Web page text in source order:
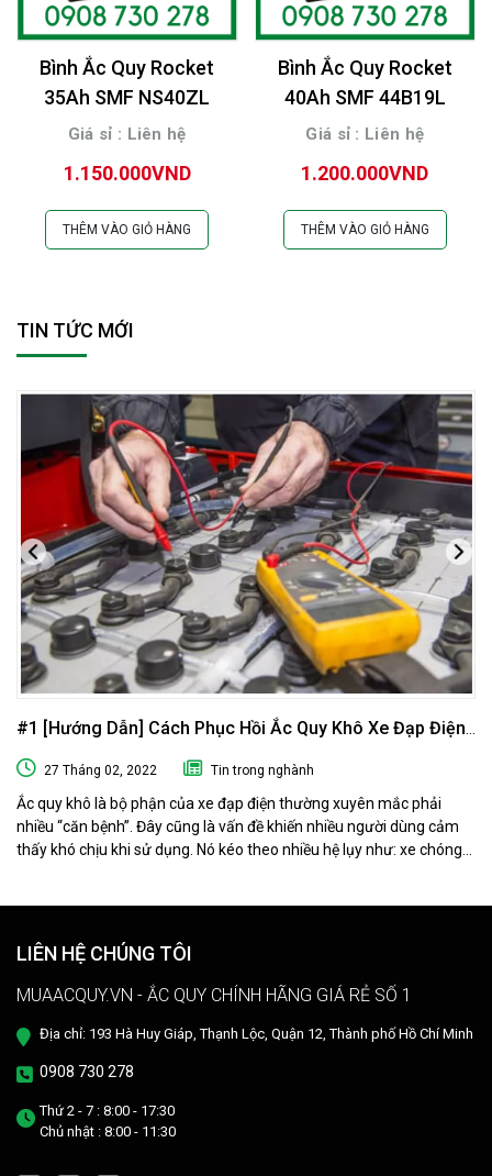
Bình Ắc Quy Rocket
35Ah SMF NS40ZL
Giá sỉ : Liên hệ
1.150.000VND
THÊM VÀO GIỎ HÀNG
Bình Ắc Quy Rocket
40Ah SMF 44B19L
Giá sỉ : Liên hệ
1.200.000VND
THÊM VÀO GIỎ HÀNG
TIN TỨC MỚI
#1 [Hướng Dẫn] Cách Phục Hồi Ắc Quy Khô Xe Đạp Điện
Tại Nhà
27 Tháng 02, 2022 Tin trong nghành
Ắc quy khô là bộ phận của xe đạp điện thường xuyên mắc phải
nhiều “căn bệnh”. Đây cũng là vấn đề khiến nhiều người dùng cảm
thấy khó chịu khi sử dụng. Nó kéo theo nhiều hệ lụy như: xe chóng
cách đơn giản và hiệu quả như ở tiệm dưỡng nhé!
LIÊN HỆ CHÚNG TÔI
MUAACQUY.VN - ẮC QUY CHÍNH HÃNG GIÁ RẺ SỐ 1
Địa chỉ: 193 Hà Huy Giáp, Thạnh Lộc, Quận 12, Thành phố Hồ Chí Minh
0908 730 278
Thứ 2 - 7 : 8:00 - 17:30
Chủ nhật : 8:00 - 11:30